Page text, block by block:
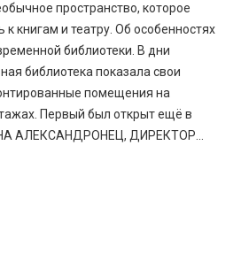
пространство, которое
книгам и театру. Об особенностях
библиотеки. В дни
библиотека показала свои
помещения на
Первый был открыт ещё в
АЛЕКСАНДРОНЕЦ, ДИРЕКТОР...